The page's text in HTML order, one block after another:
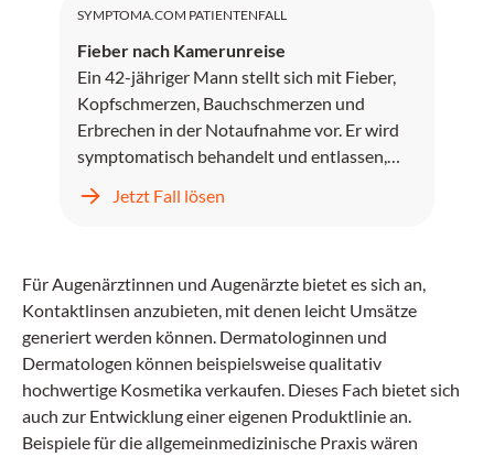
SYMPTOMA.COM PATIENTENFALL
Fieber nach Kamerunreise
Ein 42-jähriger Mann stellt sich mit Fieber,
Kopfschmerzen, Bauchschmerzen und
Erbrechen in der Notaufnahme vor. Er wird
symptomatisch behandelt und entlassen,
kehrt jedoch zwei Tage später mit
unstillbarem Erbrechen, Kopfschmerzen und
Jetzt Fall lösen
Für Augenärztinnen und Augenärzte bietet es sich an,
Kontaktlinsen anzubieten, mit denen leicht Umsätze
generiert werden können. Dermatologinnen und
Dermatologen können beispielsweise qualitativ
hochwertige Kosmetika verkaufen. Dieses Fach bietet sich
auch zur Entwicklung einer eigenen Produktlinie an.
Beispiele für die allgemeinmedizinische Praxis wären